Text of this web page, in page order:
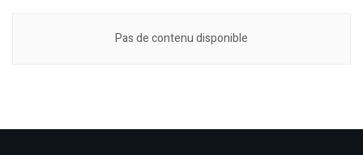
Pas de contenu disponible